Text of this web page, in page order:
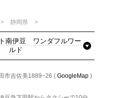
静岡県
南伊豆 ワンダフルワー
ルド
市吉佐美1889−26 ( GoogleMap )